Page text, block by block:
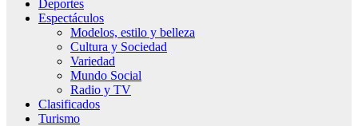
Deportes
Espectáculos
Modelos, estilo y belleza
Cultura y Sociedad
Variedad
Mundo Social
Radio y TV
Clasificados
Turismo